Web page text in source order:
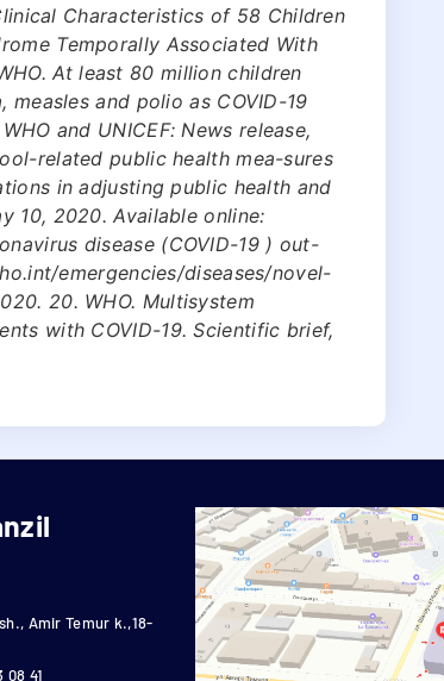
Characteristics of 58 Children
Temporally Associated With
At least 80 million children
and polio as COVID-19
and UNICEF: News release,
related public health mea-sures
in adjusting public health and
10, 2020. Available online:
disease (COVID-19 ) out-
emergencies/diseases/novel-
20. WHO. Multisystem
with COVID-19. Scientific brief,
Amir Temur k.,18-
08 41